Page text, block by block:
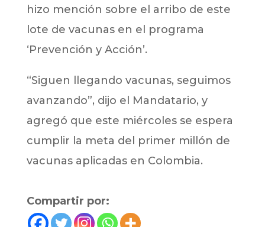
hizo mención sobre el arribo de este
lote de vacunas en el programa
‘Prevención y Acción’.
“Siguen llegando vacunas, seguimos
avanzando”, dijo el Mandatario, y
agregó que este miércoles se espera
cumplir la meta del primer millón de
vacunas aplicadas en Colombia.
Compartir por: